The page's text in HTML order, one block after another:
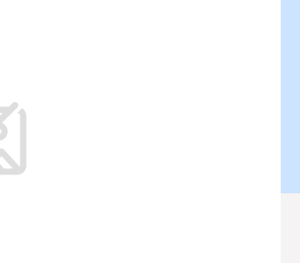
zamračenú oblohu a zrážky,